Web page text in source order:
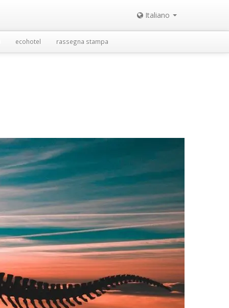
Italiano
ecohotel rassegna stampa